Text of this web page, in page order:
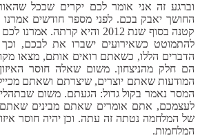
וברגע זה אני אומר לכם יקרים שככל
החושך יאבק בכם. לפני מספר חודשים
קטנה בסוף שנת 2012 והיא קרתה.
להתמוטט כשאירועים ישברו את לבכם,
הדברים הללו, כשאתם רואים אותם, מצאו
הם חלק מהניצחון. משום שאלה חוסר
המודעות שאתם יוצרים, שיצרתם ושאתם
המסר נאמר בקול גדול: הגעתם. משום
לעצמכם, אתם אומרים שאתם מבינים שאתם
של המלחמה נטתה זה עתה. וכן יהיה חוסר
המלחמות.